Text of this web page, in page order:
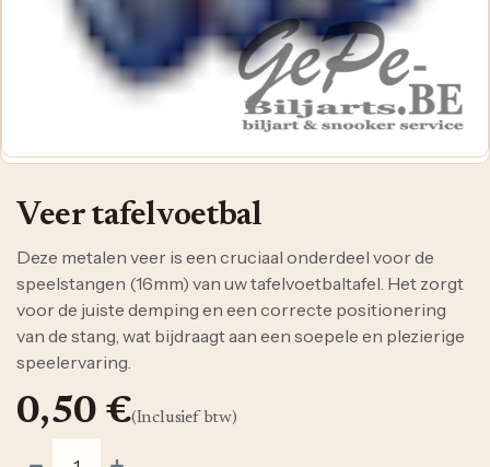
Veer tafelvoetbal
Deze metalen veer is een cruciaal onderdeel voor de
speelstangen (16mm) van uw tafelvoetbaltafel. Het zorgt
voor de juiste demping en een correcte positionering
van de stang, wat bijdraagt aan een soepele en plezierige
speelervaring.
0,50 €(Inclusief btw)